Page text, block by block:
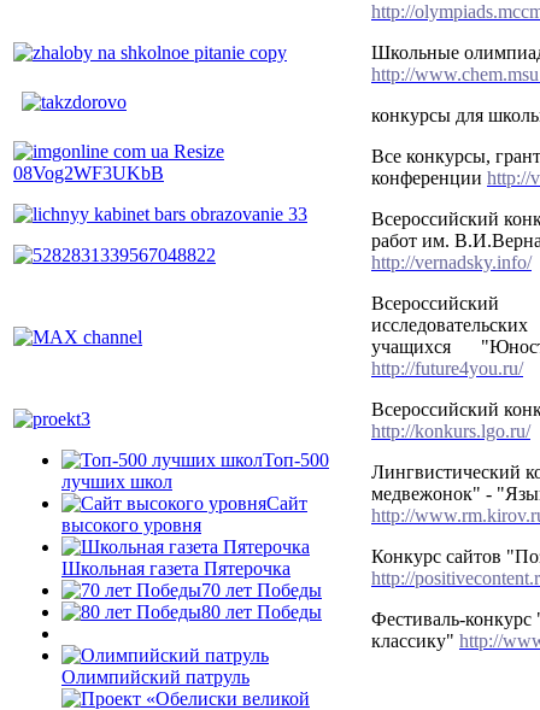
Топ-500
лучших школ
Сайт
высокого уровня
Школьная газета Пятерочка
70 лет Победы
80 лет Победы
Олимпийский патруль
http://
Школьные
http://
конкурсы для
Все конкурсы,
конференции http://
Всероссийский
работ им.
http://vernadsky.info/
учащихся
http://future4you.ru/
Всероссийский
http://konkurs.lgo.ru/
Лингвистический
медвежонок" -
http://
Конкурс сайтов
http://
Фестиваль-
классику" http://